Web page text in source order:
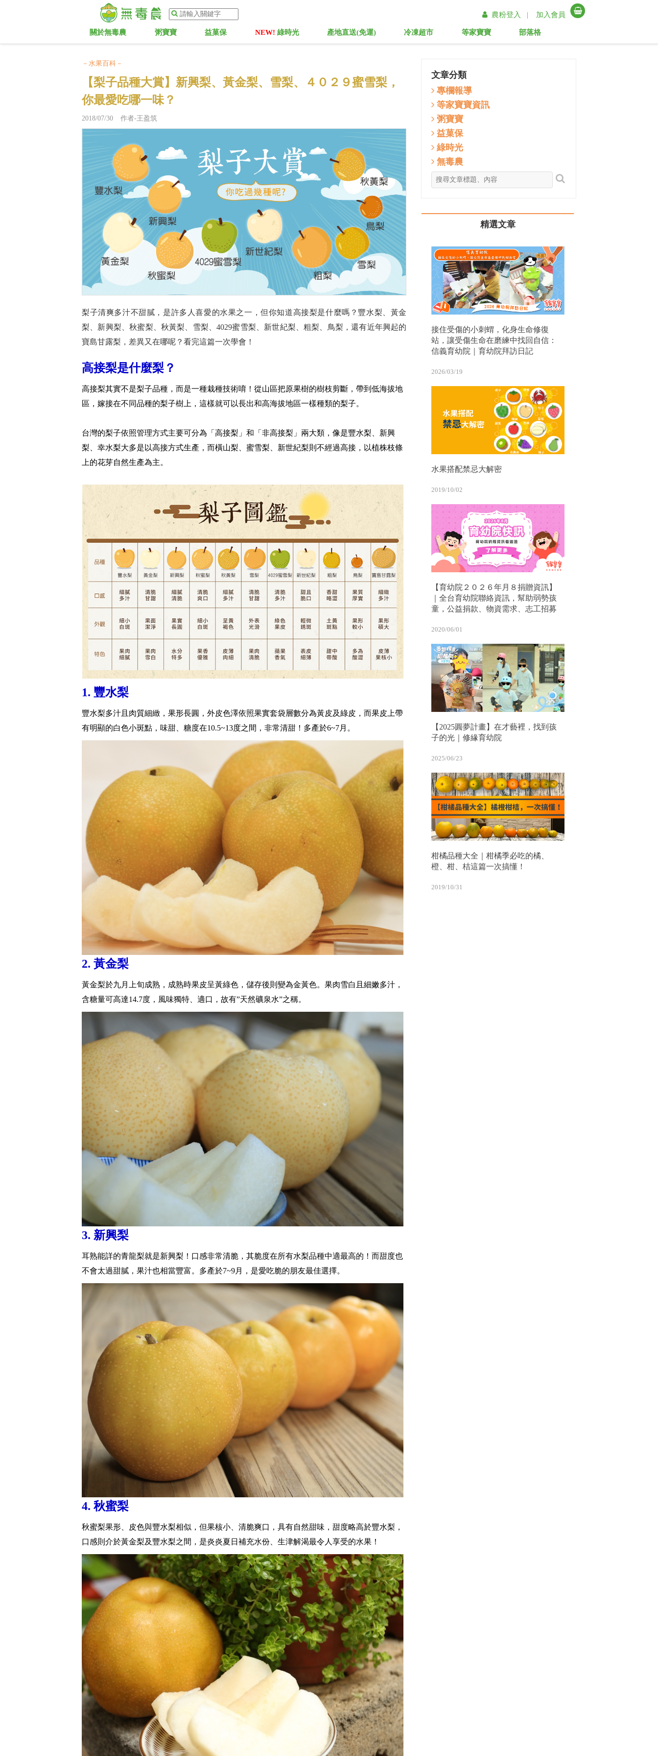
農粉登入 | 加入會員
關於無毒農 粥寶寶 益菓保 NEW! 綠時光 產地直送(免運) 冷凍超市 等家寶寶 部落格
－水果百科－
【梨子品種大賞】新興梨、黃金梨、雪梨、４０２９蜜雪梨，
你最愛吃哪一味？
2018/07/30 作者-王盈筑
梨子清爽多汁不甜膩，是許多人喜愛的水果之一，但你知道高接梨是什麼嗎？豐水梨、黃金
梨、新興梨、秋蜜梨、秋黃梨、雪梨、4029蜜雪梨、新世紀梨、粗梨、鳥梨，還有近年興起的
寶島甘露梨，差異又在哪呢？看完這篇一次學會！
高接梨是什麼梨？
高接梨其實不是梨子品種，而是一種栽種技術唷！從山區把原果樹的樹枝剪斷，帶到低海拔地
區，嫁接在不同品種的梨子樹上，這樣就可以長出和高海拔地區一樣種類的梨子。
台灣的梨子依照管理方式主要可分為「高接梨」和「非高接梨」兩大類，像是豐水梨、新興
梨、幸水梨大多是以高接方式生產，而橫山梨、蜜雪梨、新世紀梨則不經過高接，以植株枝條
上的花芽自然生產為主。
1. 豐水梨
豐水梨多汁且肉質細緻，果形長圓，外皮色澤依照果實套袋層數分為黃皮及綠皮，而果皮上帶
有明顯的白色小斑點，味甜、糖度在10.5~13度之間，非常清甜！多產於6~7月。
2. 黃金梨
黃金梨於九月上旬成熟，成熟時果皮呈黃綠色，儲存後則變為金黃色。果肉雪白且細嫩多汁，
含糖量可高達14.7度，風味獨特、適口，故有”天然礦泉水”之稱。
3. 新興梨
耳熟能詳的青龍梨就是新興梨！口感非常清脆，其脆度在所有水梨品種中適最高的！而甜度也
不會太過甜膩，果汁也相當豐富。多產於7~9月，是愛吃脆的朋友最佳選擇。
4. 秋蜜梨
秋蜜梨果形、皮色與豐水梨相似，但果核小、清脆爽口，具有自然甜味，甜度略高於豐水梨，
口感則介於黃金梨及豐水梨之間，是炎炎夏日補充水份、生津解渴最令人享受的水果！
文章分類
專欄報導
等家寶寶資訊
粥寶寶
益菓保
綠時光
無毒農
精選文章
接住受傷的小刺蝟，化身生命修復
站，讓受傷生命在磨練中找回自信：
信義育幼院｜育幼院拜訪日記
2026/03/19
水果搭配禁忌大解密
2019/10/02
【育幼院２０２６年月８捐贈資訊】
｜全台育幼院聯絡資訊，幫助弱勢孩
童，公益捐款、物資需求、志工招募
2020/06/01
【2025圓夢計畫】在才藝裡，找到孩
子的光｜修緣育幼院
2025/06/23
柑橘品種大全｜柑橘季必吃的橘、
橙、柑、桔這篇一次搞懂！
2019/10/31